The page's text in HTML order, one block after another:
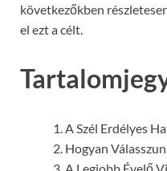
következőkben
el ezt a célt.
A Szél Erdélyes
Hogyan